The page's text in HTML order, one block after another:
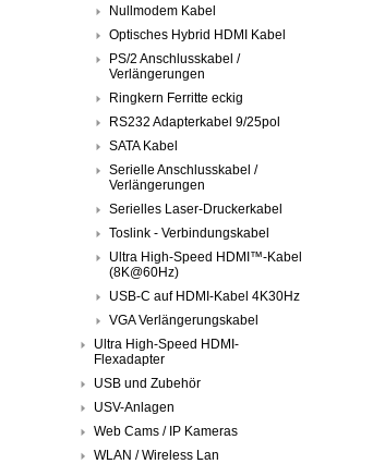
Nullmodem Kabel
Optisches Hybrid HDMI Kabel
PS/2 Anschlusskabel /
Verlängerungen
Ringkern Ferritte eckig
RS232 Adapterkabel 9/25pol
SATA Kabel
Serielle Anschlusskabel /
Verlängerungen
Serielles Laser-Druckerkabel
Toslink - Verbindungskabel
Ultra High-Speed HDMI™-Kabel
(8K@60Hz)
USB-C auf HDMI-Kabel 4K30Hz
VGA Verlängerungskabel
Ultra High-Speed HDMI-
Flexadapter
USB und Zubehör
USV-Anlagen
Web Cams / IP Kameras
WLAN / Wireless Lan